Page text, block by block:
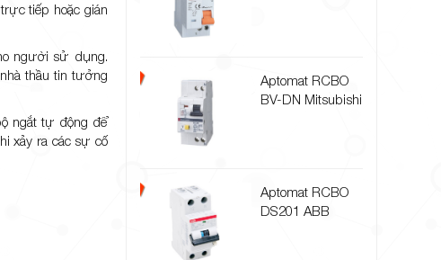
tiếp hoặc gián
người sử dụng.
thầu tin tưởng
ngắt tự động để
xảy ra các sự cố
Aptomat RCBO
BV-DN Mitsubishi
Aptomat RCBO
DS201 ABB